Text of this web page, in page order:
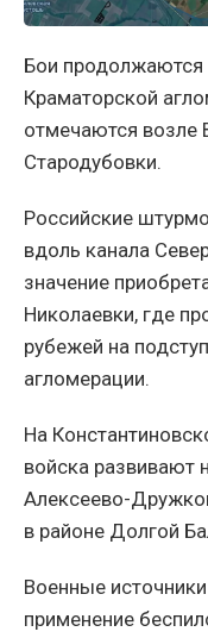
Бои продолжаются
Краматорской
отмечаются возле
Стародубовки.
Российские
вдоль канала
значение
Николаевки, где
рубежей на
агломерации.
На
войска развивают
Алексеево-
в районе Долгой
Военные
применение